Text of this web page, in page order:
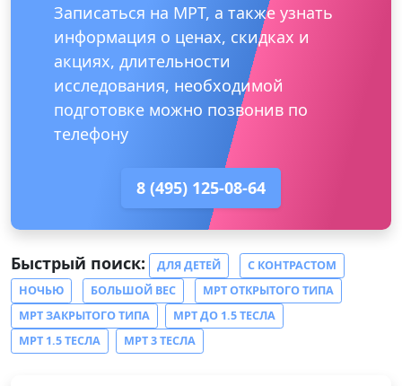
Записаться на МРТ, а также узнать
информация о ценах, скидках и
акциях, длительности
исследования, необходимой
подготовке можно позвонив по
телефону
8 (495) 125-08-64
Быстрый поиск: ДЛЯ ДЕТЕЙ
С КОНТРАСТОМ
НОЧЬЮ
БОЛЬШОЙ ВЕС
МРТ ОТКРЫТОГО ТИПА
МРТ ЗАКРЫТОГО ТИПА
МРТ ДО 1.5 ТЕСЛА
МРТ 1.5 ТЕСЛА
МРТ 3 ТЕСЛА